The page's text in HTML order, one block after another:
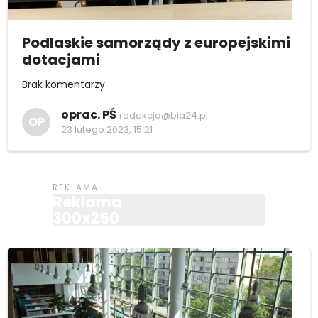
Podlaskie samorządy z europejskimi
dotacjami
Brak komentarzy
OP oprac. PŚ redakcja@bia24.pl
23 lutego 2023, 15:21